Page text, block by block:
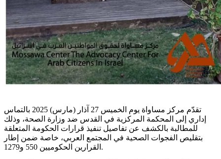
تقدّم مركز مساواة يوم الخميس 27 آذار (مارس) 2025 بالتماس
إداري إلى المحكمة المركزية في القدس ضد وزارة الصحة، وذلك
للمطالبة بالكشف عن تفاصيل تنفيذ قرارات الحكومة المتعلقة
بتقليص الفجوات الصحية في المجتمع العربي، خاصة ضمن إطار
القرارين الحكوميين 550 و1279.